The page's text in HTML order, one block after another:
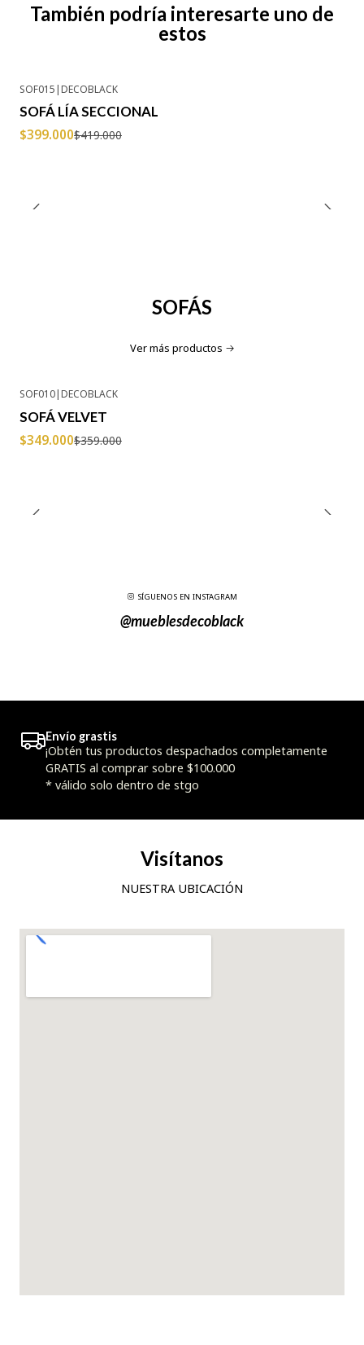
También podría interesarte uno de
estos
-5% OFF
SOF015|DECOBLACK
SOFÁ LÍA SECCIONAL
$399.000$419.000
SOFÁS
Ver más productos
-3% OFF
SOF010|DECOBLACK
SOFÁ VELVET
$349.000$359.000
SÍGUENOS EN INSTAGRAM
@mueblesdecoblack
Envío grastis
¡Obtén tus productos despachados completamente
GRATIS al comprar sobre $100.000
* válido solo dentro de stgo
Visítanos
NUESTRA UBICACIÓN